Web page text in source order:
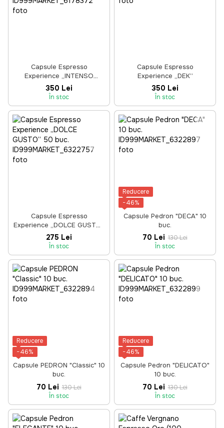
Capsule Espresso
Experience „INTENSO
AROMATICO”
350 Lei
În stoc
Capsule Espresso
Experience „DEK”
350 Lei
În stoc
Capsule Espresso
Experience „DOLCE GUSTO”
50 buc.
275 Lei
În stoc
Reducere
−46%
Capsule Pedron "DECA" 10
buc.
70 Lei 130 Lei
În stoc
Reducere
−46%
Capsule PEDRON "Classic" 10
buc.
70 Lei 130 Lei
În stoc
Reducere
−46%
Capsule Pedron "DELICATO"
10 buc.
70 Lei 130 Lei
În stoc